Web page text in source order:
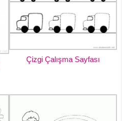
Çizgi Çalışma Sayfası